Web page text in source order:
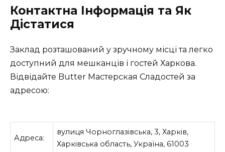
Контактна Інформація та Як
Дістатися
Заклад розташований у зручному місці та легко
доступний для мешканців і гостей Харкова.
Відвідайте Butter Мастерская Сладостей за
адресою:
Адреса:
вулиця Чорноглазівська, 3, Харків,
Харківська область, Україна, 61003